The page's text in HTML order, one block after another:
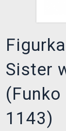
Sister
(Funko
1143)